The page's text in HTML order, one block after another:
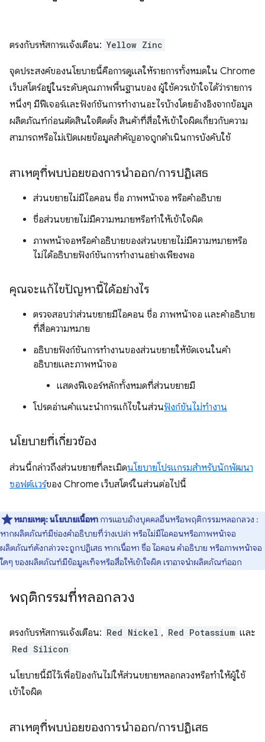
ตรงกับรหัสการแจ้งเตือน: Yellow Zinc
จุดประสงค์ของนโยบายนี้คือการดูแลให้รายการทั้งหมดใน Chrome
เว็บสโตร์อยู่ในระดับคุณภาพพื้นฐานของ ผู้ใช้ควรเข้าใจได้ว่ารายการ
หนึ่งๆ มีฟีเจอร์และฟังก์ชันการทำงานอะไรบ้างโดยอ้างอิงจากข้อมูล
ผลิตภัณฑ์ก่อนตัดสินใจติดตั้ง สินค้าที่สื่อให้เข้าใจผิดเกี่ยวกับความ
สามารถหรือไม่เปิดเผยข้อมูลสำคัญอาจถูกดำเนินการบังคับใช้
สาเหตุที่พบบ่อยของการนำออก/การปฏิเสธ
ส่วนขยายไม่มีไอคอน ชื่อ ภาพหน้าจอ หรือคำอธิบาย
ชื่อส่วนขยายไม่มีความหมายหรือทำให้เข้าใจผิด
ภาพหน้าจอหรือคำอธิบายของส่วนขยายไม่มีความหมายหรือ
ไม่ได้อธิบายฟังก์ชันการทำงานอย่างเพียงพอ
คุณจะแก้ไขปัญหานี้ได้อย่างไร
ตรวจสอบว่าส่วนขยายมีไอคอน ชื่อ ภาพหน้าจอ และคำอธิบาย
ที่สื่อความหมาย
อธิบายฟังก์ชันการทำงานของส่วนขยายให้ชัดเจนในคำ
อธิบายและภาพหน้าจอ
แสดงฟีเจอร์หลักทั้งหมดที่ส่วนขยายมี
โปรดอ่านคำแนะนำการแก้ไขในส่วนฟังก์ชันไม่ทำงาน
นโยบายที่เกี่ยวข้อง
ส่วนนี้กล่าวถึงส่วนขยายที่ละเมิดนโยบายโปรแกรมสำหรับนักพัฒนา
ซอฟต์แวร์ของ Chrome เว็บสโตร์ในส่วนต่อไปนี้
หมายเหตุ:นโยบายเนื้อหา การแอบอ้างบุคคลอื่นหรือพฤติกรรมหลอกลวง :
หากผลิตภัณฑ์มีช่องคำอธิบายที่ว่างเปล่า หรือไม่มีไอคอนหรือภาพหน้าจอ
ผลิตภัณฑ์ดังกล่าวจะถูกปฏิเสธ หากเนื้อหา ชื่อ ไอคอน คำอธิบาย หรือภาพหน้าจอ
ใดๆ ของผลิตภัณฑ์มีข้อมูลเท็จหรือสื่อให้เข้าใจผิด เราอาจนำผลิตภัณฑ์ออก
พฤติกรรมที่หลอกลวง
ตรงกับรหัสการแจ้งเตือน: Red Nickel , Red Potassium และ
Red Silicon
นโยบายนี้มีไว้เพื่อป้องกันไม่ให้ส่วนขยายหลอกลวงหรือทําให้ผู้ใช้
เข้าใจผิด
สาเหตุที่พบบ่อยของการนำออก/การปฏิเสธ